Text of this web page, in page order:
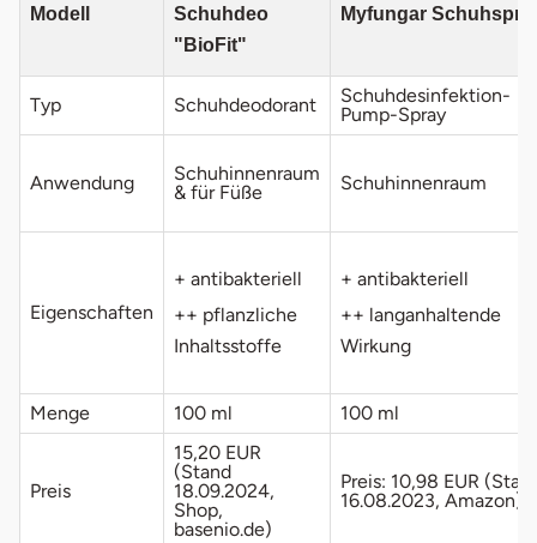
Modell
Schuhdeo
"BioFit"
Myfungar
Typ Schuhdeodorant
Schuhdesinfektion-
Pump-Spray
Anwendung
Schuhinnenraum
& für Füße
Schuhinnenraum
Eigenschaften
+ antibakteriell
++ pflanzliche
Inhaltsstoffe
+ antibakteriell
++ langanhaltende
Wirkung
Menge 100 ml 100 ml
Preis
15,20 EUR
(Stand
18.09.2024,
Shop,
basenio.de)
Preis: 10,98 EUR
16.08.2023, Amazon)